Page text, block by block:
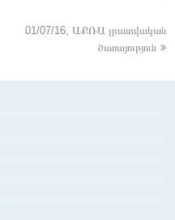
01/07/16, ԱՔՌԱ լրատվական
ծառայություն